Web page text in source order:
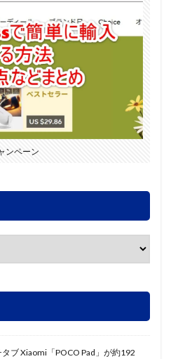
ンペーン
ブ Xiaomi「POCO Pad」が約192